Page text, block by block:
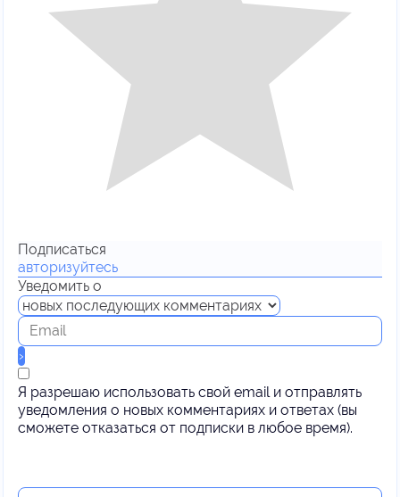
Подписаться
авторизуйтесь
Уведомить о
Я разрешаю использовать свой email и отправлять
уведомления о новых комментариях и ответах (вы
cможете отказаться от подписки в любое время).